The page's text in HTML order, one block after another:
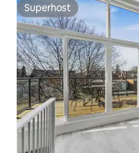
Superhost
Superhost